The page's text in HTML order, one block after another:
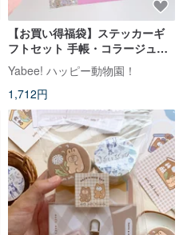
【お買い得福袋】ステッカーギ
フトセット 手帳・コラージュ用
ステッカー
Yabee! ハッピー動物園！
1,712円